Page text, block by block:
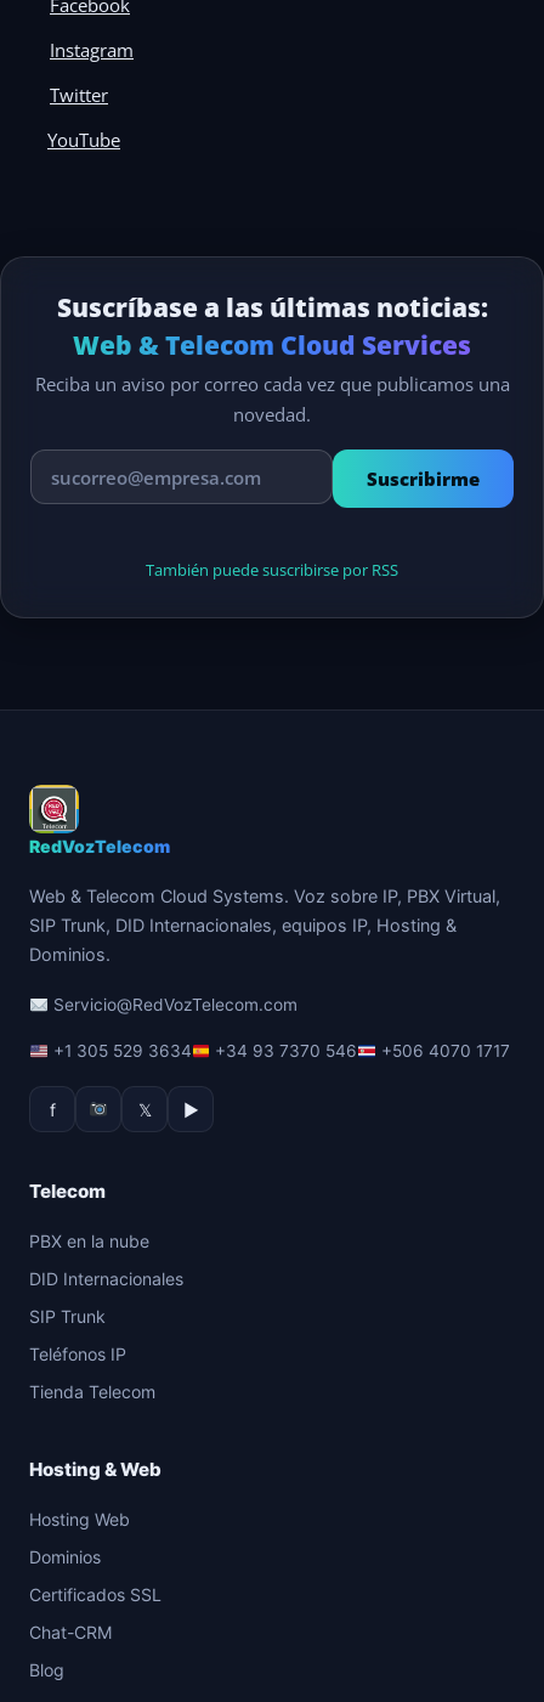
Facebook
Instagram
Twitter
YouTube
Suscríbase a las últimas noticias:
Web & Telecom Cloud Services
Reciba un aviso por correo cada vez que publicamos una
novedad.
Suscribirme
También puede suscribirse por RSS
RedVozTelecom
Web & Telecom Cloud Systems. Voz sobre IP, PBX Virtual,
SIP Trunk, DID Internacionales, equipos IP, Hosting &
Dominios.
Servicio@RedVozTelecom.com
+1 305 529 3634 +34 93 7370 546 +506 4070 1717
f 𝕏 ▶
Telecom
PBX en la nube
DID Internacionales
SIP Trunk
Teléfonos IP
Tienda Telecom
Hosting & Web
Hosting Web
Dominios
Certificados SSL
Chat-CRM
Blog